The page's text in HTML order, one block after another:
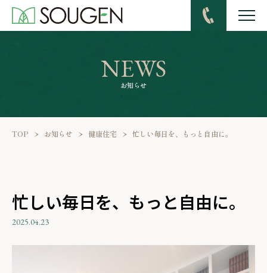
TEL
NEWS
お知らせ
TOP お知らせ 健康住宅 忙しい毎日を、もっと自由に。
忙しい毎日を、もっと自由に。
2025.04.23